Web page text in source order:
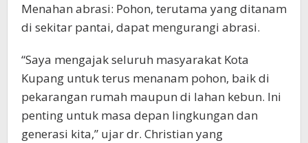
Menahan abrasi: Pohon, terutama yang ditanam
di sekitar pantai, dapat mengurangi abrasi.
“Saya mengajak seluruh masyarakat Kota
Kupang untuk terus menanam pohon, baik di
pekarangan rumah maupun di lahan kebun. Ini
penting untuk masa depan lingkungan dan
generasi kita,” ujar dr. Christian yang